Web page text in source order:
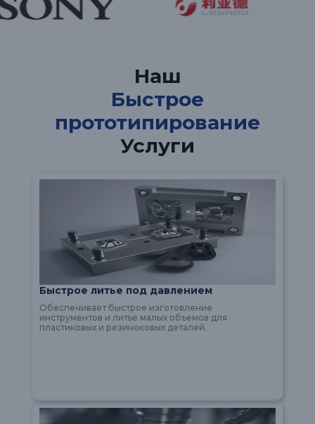
Наш
Быстрое
прототипирование
Услуги
Быстрое литье под давлением
Обеспечивает быстрое изготовление
инструментов и литье малых объемов для
пластиковых и резиноковых деталей.